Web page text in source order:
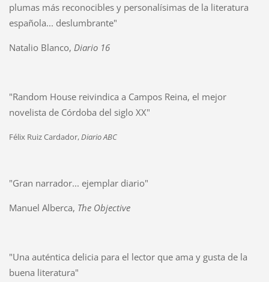
plumas más reconocibles y personalísimas de la literatura
española... deslumbrante"
Natalio Blanco, Diario 16
"Random House reivindica a Campos Reina, el mejor
novelista de Córdoba del siglo XX"
Félix Ruiz Cardador,Diario ABC
"Gran narrador... ejemplar diario"
Manuel Alberca, The Objective
"Una auténtica delicia para el lector que ama y gusta de la
buena literatura"